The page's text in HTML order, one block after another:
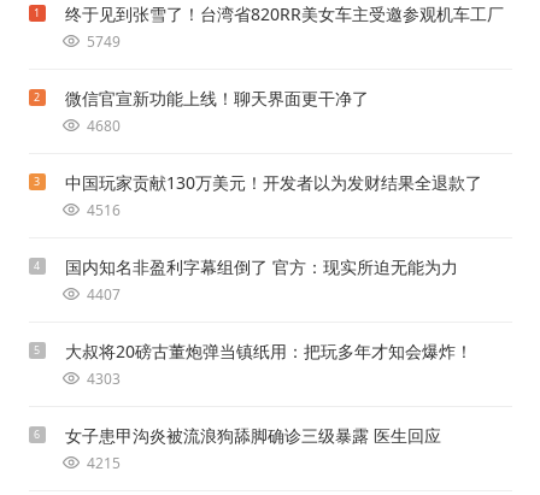
1 终于见到张雪了！台湾省820RR美女车主受邀参观机车工厂
5749
2 微信官宣新功能上线！聊天界面更干净了
4680
3 中国玩家贡献130万美元！开发者以为发财结果全退款了
4516
4 国内知名非盈利字幕组倒了 官方：现实所迫无能为力
4407
5 大叔将20磅古董炮弹当镇纸用：把玩多年才知会爆炸！
4303
6 女子患甲沟炎被流浪狗舔脚确诊三级暴露 医生回应
4215